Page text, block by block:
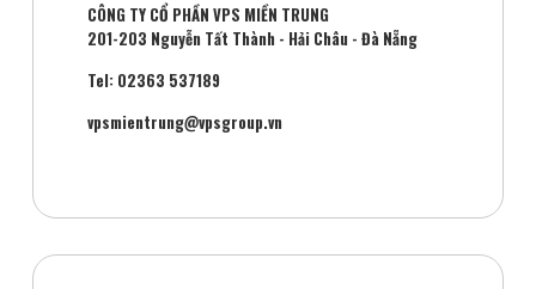
CÔNG TY CỔ PHẦN VPS MIỀN TRUNG
201-203 Nguyễn Tất Thành - Hải Châu - Đà Nẵng
Tel: 02363 537189
vpsmientrung@vpsgroup.vn